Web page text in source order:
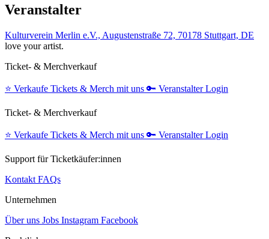
Veranstalter
Kulturverein Merlin e.V., Augustenstraße 72, 70178 Stuttgart, DE
love your artist.
Ticket- & Merchverkauf
⭐️ Verkaufe Tickets & Merch mit uns 🔑 Veranstalter Login
Ticket- & Merchverkauf
⭐️ Verkaufe Tickets & Merch mit uns 🔑 Veranstalter Login
Support für Ticketkäufer:innen
Kontakt FAQs
Unternehmen
Über uns Jobs Instagram Facebook